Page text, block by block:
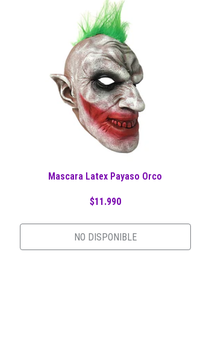
Mascara Latex Payaso Orco
$11.990
NO DISPONIBLE